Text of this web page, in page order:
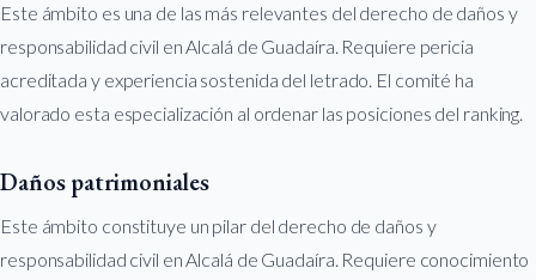
Este ámbito es una de las más relevantes del derecho de daños y
responsabilidad civil en Alcalá de Guadaíra. Requiere pericia
acreditada y experiencia sostenida del letrado. El comité ha
valorado esta especialización al ordenar las posiciones del ranking.
Daños patrimoniales
Este ámbito constituye un pilar del derecho de daños y
responsabilidad civil en Alcalá de Guadaíra. Requiere conocimiento